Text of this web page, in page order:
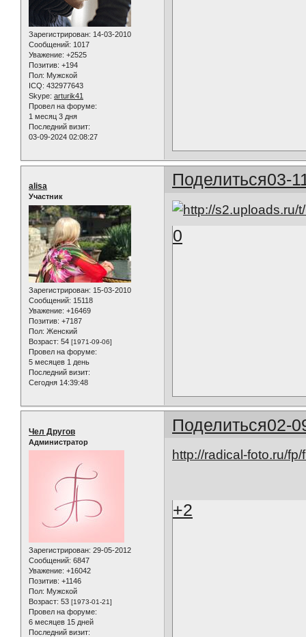
Зарегистрирован: 14-03-2010
Сообщений: 1017
Уважение: +2525
Позитив: +194
Пол: Мужской
ICQ: 432977643
Skype: arturik41
Провел на форуме:
1 месяц 3 дня
Последний визит:
03-09-2024 02:08:27
Поделиться03-
alisa
Участник
Зарегистрирован: 15-03-2010
Сообщений: 15118
Уважение: +16469
Позитив: +7187
Пол: Женский
Возраст: 54 [1971-09-06]
Провел на форуме:
5 месяцев 1 день
Последний визит:
Сегодня 14:39:48
0
Поделиться02-
Чел Другов
Администратор
Зарегистрирован: 29-05-2012
Сообщений: 6847
Уважение: +16042
Позитив: +1146
Пол: Мужской
Возраст: 53 [1973-01-21]
Провел на форуме:
6 месяцев 15 дней
Последний визит:
http://radical-foto.ru/
+2